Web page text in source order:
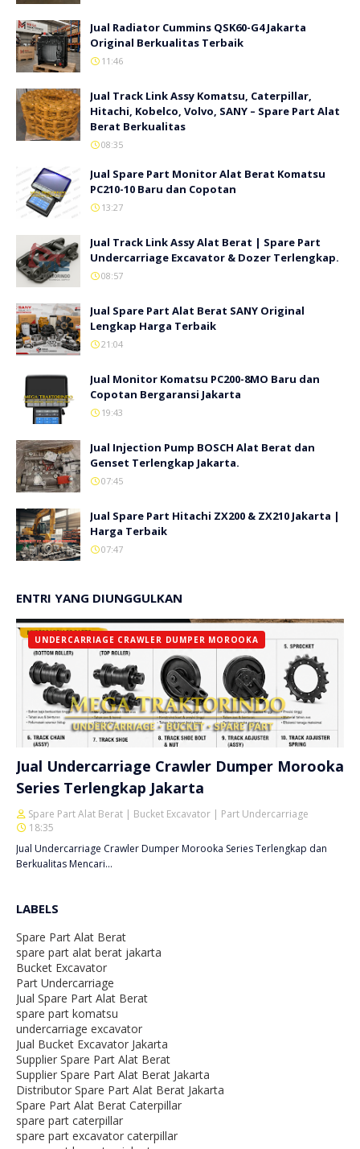
Jual Radiator Cummins QSK60-G4 Jakarta
Original Berkualitas Terbaik
11:46
Jual Track Link Assy Komatsu, Caterpillar,
Hitachi, Kobelco, Volvo, SANY – Spare Part Alat
Berat Berkualitas
08:35
Jual Spare Part Monitor Alat Berat Komatsu
PC210-10 Baru dan Copotan
13:27
Jual Track Link Assy Alat Berat | Spare Part
Undercarriage Excavator & Dozer Terlengkap.
08:57
Jual Spare Part Alat Berat SANY Original
Lengkap Harga Terbaik
21:04
Jual Monitor Komatsu PC200-8MO Baru dan
Copotan Bergaransi Jakarta
19:43
Jual Injection Pump BOSCH Alat Berat dan
Genset Terlengkap Jakarta.
07:45
Jual Spare Part Hitachi ZX200 & ZX210 Jakarta |
Harga Terbaik
07:47
ENTRI YANG DIUNGGULKAN
UNDERCARRIAGE CRAWLER DUMPER MOROOKA
Jual Undercarriage Crawler Dumper Morooka
Series Terlengkap Jakarta
Spare Part Alat Berat | Bucket Excavator | Part Undercarriage
18:35
Jual Undercarriage Crawler Dumper Morooka Series Terlengkap dan
Berkualitas Mencari…
LABELS
Spare Part Alat Berat
spare part alat berat jakarta
Bucket Excavator
Part Undercarriage
Jual Spare Part Alat Berat
spare part komatsu
undercarriage excavator
Jual Bucket Excavator Jakarta
Supplier Spare Part Alat Berat
Supplier Spare Part Alat Berat Jakarta
Distributor Spare Part Alat Berat Jakarta
Spare Part Alat Berat Caterpillar
spare part caterpillar
spare part excavator caterpillar